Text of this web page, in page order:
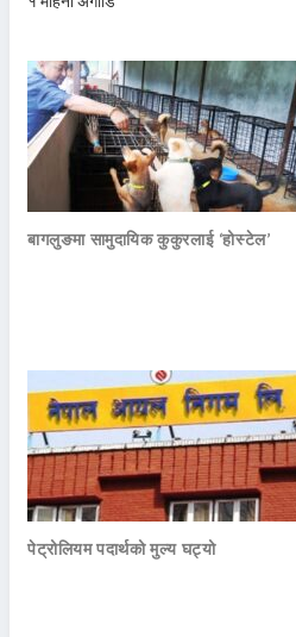
बागलुङमा सामुदायिक कुकुरलाई ‘होस्टेल’
पेट्रोलियम पदार्थको मुल्य घट्यो